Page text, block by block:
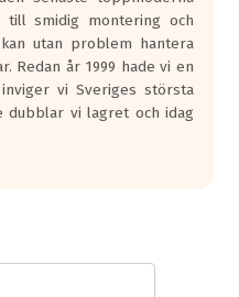
till smidig montering och
utan problem hantera
Redan år 1999 hade vi en
vi Sveriges största
dubblar vi lagret och idag